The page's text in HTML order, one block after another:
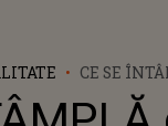
CE SE
2 ANI
BALCON